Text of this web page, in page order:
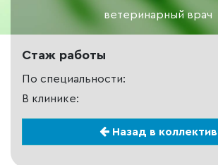
ветеринарный врач
Стаж работы
По специальности:
В клинике:
Назад в коллектив